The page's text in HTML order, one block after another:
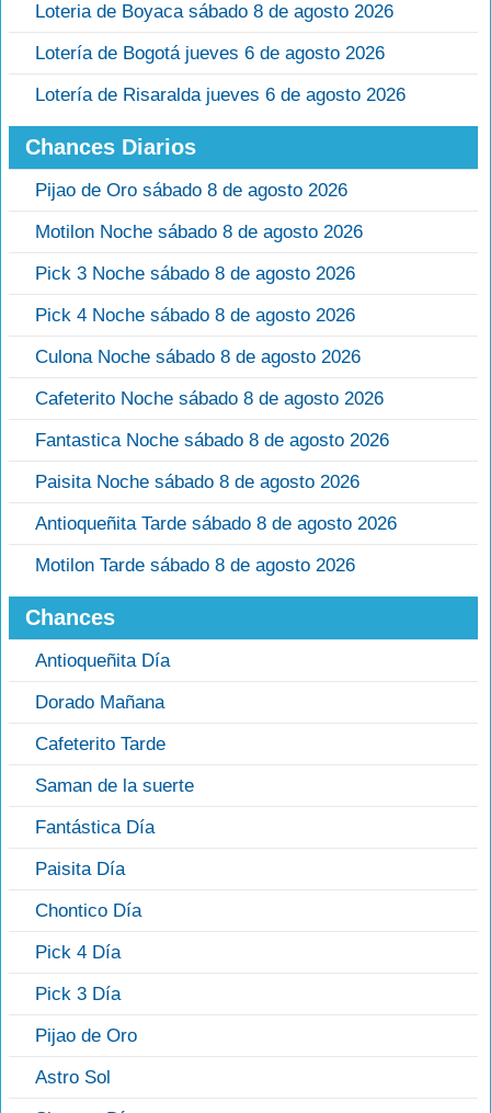
Loteria de Boyaca sábado 8 de agosto 2026
Lotería de Bogotá jueves 6 de agosto 2026
Lotería de Risaralda jueves 6 de agosto 2026
Chances Diarios
Pijao de Oro sábado 8 de agosto 2026
Motilon Noche sábado 8 de agosto 2026
Pick 3 Noche sábado 8 de agosto 2026
Pick 4 Noche sábado 8 de agosto 2026
Culona Noche sábado 8 de agosto 2026
Cafeterito Noche sábado 8 de agosto 2026
Fantastica Noche sábado 8 de agosto 2026
Paisita Noche sábado 8 de agosto 2026
Antioqueñita Tarde sábado 8 de agosto 2026
Motilon Tarde sábado 8 de agosto 2026
Chances
Antioqueñita Día
Dorado Mañana
Cafeterito Tarde
Saman de la suerte
Fantástica Día
Paisita Día
Chontico Día
Pick 4 Día
Pick 3 Día
Pijao de Oro
Astro Sol